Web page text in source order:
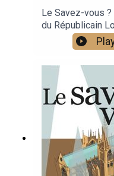
Le Savez-vous
du Républicain
ce que vous
par Jean-Marie
réalisés par la